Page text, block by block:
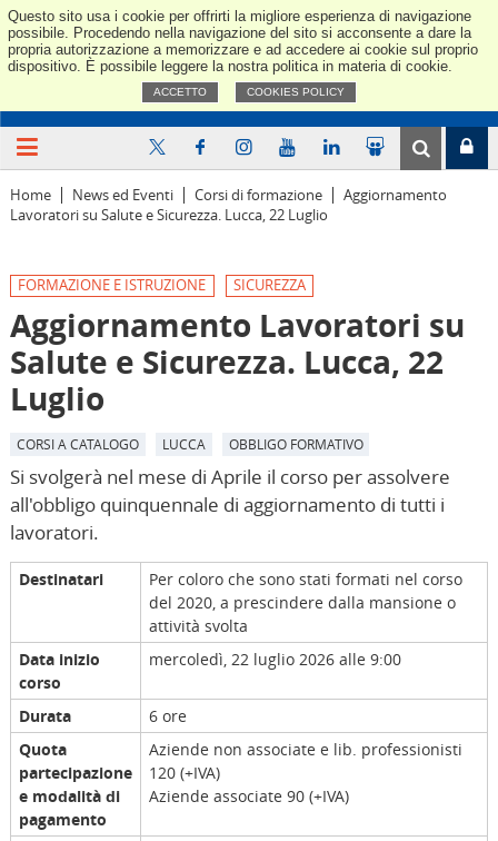
Questo sito usa i cookie per offrirti la migliore esperienza di navigazione
possibile. Procedendo nella navigazione del sito si acconsente a dare la
propria autorizzazione a memorizzare e ad accedere ai cookie sul proprio
dispositivo. È possibile leggere la nostra politica in materia di cookie.
ACCETTO COOKIES POLICY
Home News ed Eventi Corsi di formazione
Aggiornamento
Lavoratori su Salute e Sicurezza. Lucca, 22 Luglio
FORMAZIONE E ISTRUZIONE SICUREZZA
Aggiornamento Lavoratori su
Salute e Sicurezza. Lucca, 22
Luglio
CORSI A CATALOGO LUCCA OBBLIGO FORMATIVO
Si svolgerà nel mese di Aprile il corso per assolvere
all'obbligo quinquennale di aggiornamento di tutti i
lavoratori.
Destinatari
Per coloro che sono stati formati nel corso
del 2020, a prescindere dalla mansione o
attività svolta
Data inizio
corso
mercoledì, 22 luglio 2026 alle 9:00
Durata
6 ore
Quota
partecipazione
e modalità di
pagamento
Aziende non associate e lib. professionisti
120 (+IVA)
Aziende associate 90 (+IVA)